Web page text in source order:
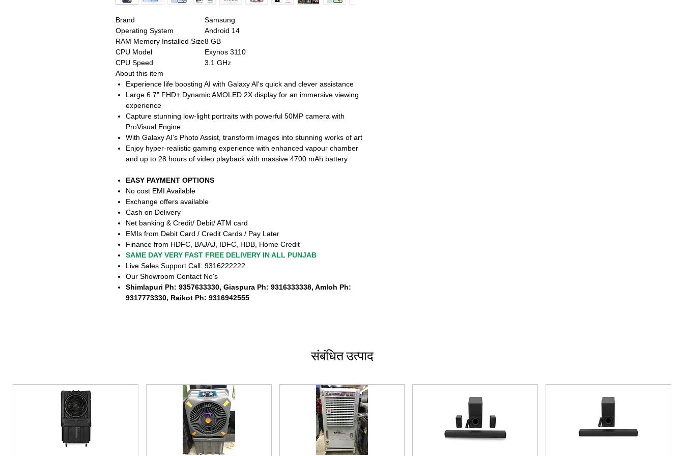
Brand
Samsung
Operating System
Android 14
RAM Memory Installed Size8 GB
CPU Model
Exynos 3110
CPU Speed
3.1 GHz
About this item
Experience life boosting AI with Galaxy AI's quick and clever assistance
Large 6.7" FHD+ Dynamic AMOLED 2X display for an immersive viewing
experience
Capture stunning low-light portraits with powerful 50MP camera with
ProVisual Engine
With Galaxy AI's Photo Assist, transform images into stunning works of art
Enjoy hyper-realistic gaming experience with enhanced vapour chamber
and up to 28 hours of video playback with massive 4700 mAh battery
EASY PAYMENT OPTIONS
No cost EMI Available
Exchange offers available
Cash on Delivery
Net banking & Credit/ Debit/ ATM card
EMIs from Debit Card / Credit Cards / Pay Later
Finance from HDFC, BAJAJ, IDFC, HDB, Home Credit
SAME DAY VERY FAST FREE DELIVERY IN ALL PUNJAB
Live Sales Support Call: 9316222222
Our Showroom Contact No's
Shimlapuri Ph: 9357633330, Giaspura Ph: 9316333338, Amloh Ph:
9317773330, Raikot Ph: 9316942555
संबंधित उत्पाद